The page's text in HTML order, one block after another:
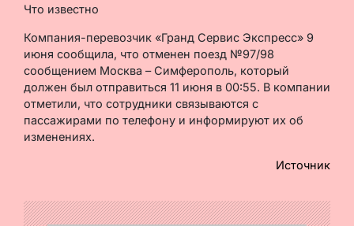
Что известно
Компания-перевозчик «Гранд Сервис Экспресс» 9
июня сообщила, что отменен поезд №97/98
сообщением Москва – Симферополь, который
должен был отправиться 11 июня в 00:55. В компании
отметили, что сотрудники связываются с
пассажирами по телефону и информируют их об
изменениях.
Источник